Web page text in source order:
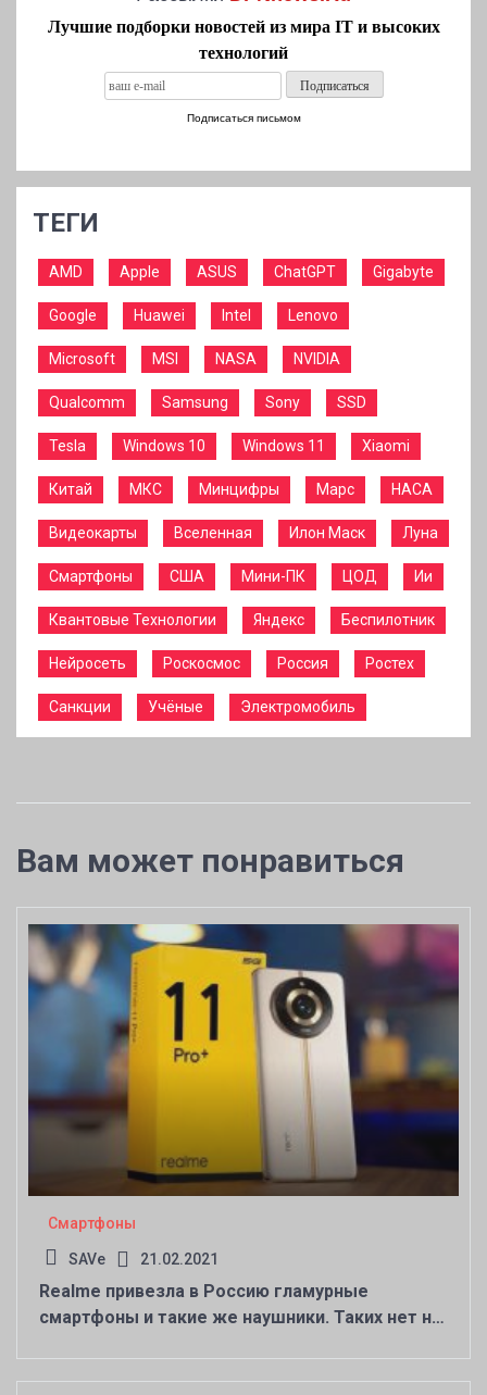
Лучшие подборки новостей из мира IT и высоких
технологий
Подписаться письмом
ТЕГИ
AMD Apple ASUS ChatGPT Gigabyte
Google Huawei Intel Lenovo
Microsoft MSI NASA NVIDIA
Qualcomm Samsung Sony SSD
Tesla Windows 10 Windows 11 Xiaomi
Китай МКС Минцифры Марс НАСА
Видеокарты Вселенная Илон Маск Луна
Смартфоны США Мини-ПК ЦОД Ии
Квантовые Технологии Яндекс Беспилотник
Нейросеть Роскосмос Россия Ростех
Санкции Учёные Электромобиль
Вам может понравиться
Смартфоны
SAVe 21.02.2021
Realme привезла в Россию гламурные
смартфоны и такие же наушники. Таких нет ни